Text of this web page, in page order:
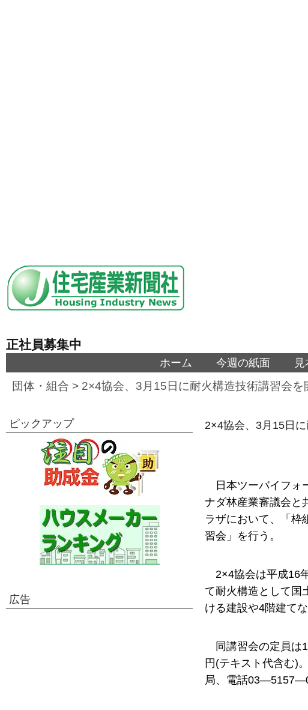
正社員募集中
ホーム 今週の紙面
団体・組合 > 2×4協会、3月15日に耐火構造技術講習会を
2×4協会、3月15日
日本ツーバイフォ
ナダ林産業審議会と
ラザにおいて、「枠
習会」を行う。
2×4協会は平成16
て耐火構造として国
ける建設や4階建て
同講習会の定員は
円(テキスト代含む)
局、電話
ピックアップ
広告